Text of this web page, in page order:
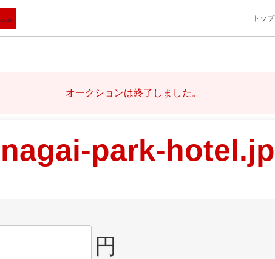
トップ
オークションは終了しました。
nagai-park-hotel.jp
円